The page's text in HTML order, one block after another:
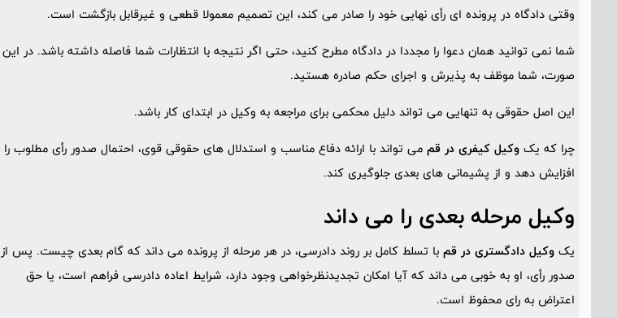
وقتی دادگاه در پرونده ای رأی نهایی خود را صادر می کند، این تصمیم معمولا قطعی و غیرقابل بازگشت است.
شما نمی توانید همان دعوا را مجددا در دادگاه مطرح کنید، حتی اگر نتیجه با انتظارات شما فاصله داشته باشد. در این
صورت، شما موظف به پذیرش و اجرای حکم صادره هستید.
این اصل حقوقی به تنهایی می تواند دلیل محکمی برای مراجعه به وکیل در ابتدای کار باشد.
چرا که یک وکیل کیفری در قم می تواند با ارائه دفاع مناسب و استدلال های حقوقی قوی، احتمال صدور رأی مطلوب را
افزایش دهد و از پشیمانی های بعدی جلوگیری کند.
وکیل مرحله بعدی را می داند
یک وکیل دادگستری در قم با تسلط کامل بر روند دادرسی، در هر مرحله از پرونده می داند که گام بعدی چیست. پس از
صدور رأی، او به خوبی می داند که آیا امکان تجدیدنظرخواهی وجود دارد، شرایط اعاده دادرسی فراهم است، یا حق
اعتراض به رای محفوظ است.